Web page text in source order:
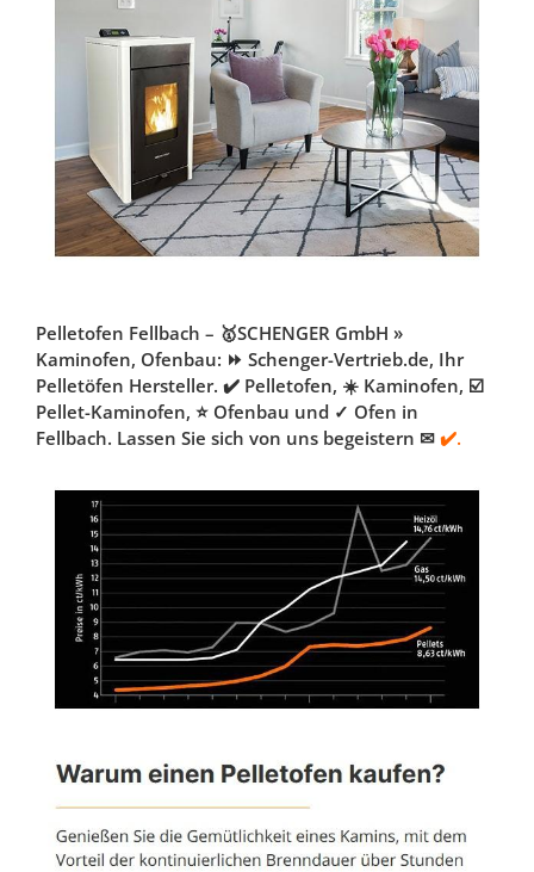
Pelletofen Fellbach – 🥇SCHENGER GmbH »
Kaminofen, Ofenbau: ⏩ Schenger-Vertrieb.de, Ihr
Pelletöfen Hersteller. ✔️ Pelletofen, ☀️ Kaminofen, ☑️
Pellet-Kaminofen, ⭐ Ofenbau und ✓ Ofen in
Fellbach. Lassen Sie sich von uns begeistern ✉ ✔️.